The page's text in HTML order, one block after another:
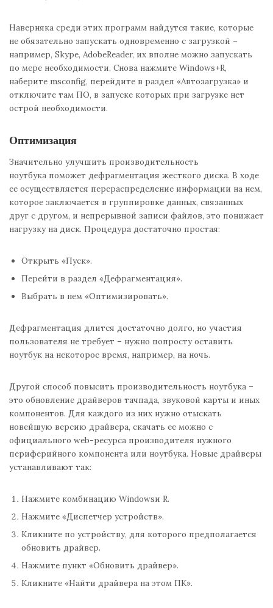
Наверняка среди этих программ найдутся такие, которые
не обязательно запускать одновременно с загрузкой –
например, Skype, AdobeReader, их вполне можно запускать
по мере необходимости. Снова нажмите Windows+R,
наберите msconfig, перейдите в раздел «Автозагрузка» и
отключите там ПО, в запуске которых при загрузке нет
острой необходимости.
Оптимизация
Значительно улучшить производительность
ноутбука поможет дефрагментация жесткого диска. В ходе
ее осуществляется перераспределение информации на нем,
которое заключается в группировке данных, связанных
друг с другом, и непрерывной записи файлов, это понижает
нагрузку на диск. Процедура достаточно простая:
Открыть «Пуск».
Перейти в раздел «Дефрагментация».
Выбрать в нем «Оптимизировать».
Дефрагментация длится достаточно долго, но участия
пользователя не требует – нужно попросту оставить
ноутбук на некоторое время, например, на ночь.
Другой способ повысить производительность ноутбука –
это обновление драйверов тачпада, звуковой карты и иных
компонентов. Для каждого из них нужно отыскать
новейшую версию драйвера, скачать ее можно с
официального web-ресурса производителя нужного
периферийного компонента или ноутбука. Новые драйверы
устанавливают так:
Нажмите комбинацию Windowsи R.
Нажмите «Диспетчер устройств».
Кликните по устройству, для которого предполагается
обновить драйвер.
Нажмите пункт «Обновить драйвер».
Кликните «Найти драйвера на этом ПК».